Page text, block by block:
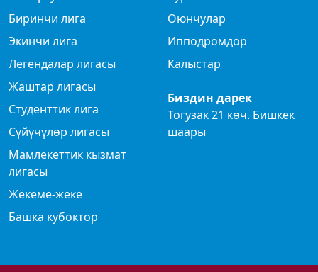
Биринчи лига
Экинчи лига
Легендалар лигасы
Жаштар лигасы
Студенттик лига
Сүйүчүлөр лигасы
Мамлекеттик кызмат
лигасы
Жекеме-жеке
Башка кубоктор
Оюнчулар
Ипподромдор
Калыстар
Биздин дарек
Тогузак 21 көч. Бишкек
шаары